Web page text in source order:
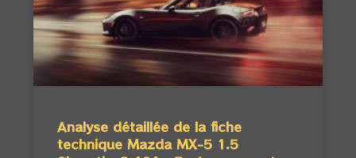
Analyse détaillée de la fiche
technique Mazda MX-5 1.5